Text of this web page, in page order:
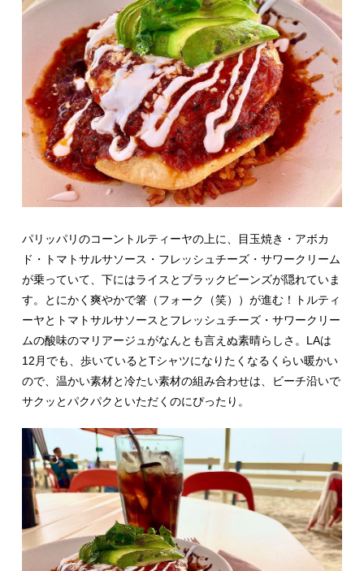
パリッパリのコーントルティーヤの上に、目玉焼き・アボカ
ド・トマトサルサソース・フレッシュチーズ・サワークリーム
が乗っていて、下にはライスとブラックビーンズが隠れていま
す。とにかく爽やかで箸（フォーク（笑））が進む！トルティ
ーヤとトマトサルサソースとフレッシュチーズ・サワークリー
ムの酸味のマリアージュがなんとも言えぬ素晴らしさ。LAは
12月でも、歩いているとTシャツになりたくなるくらい暖かい
ので、温かい素材と冷たい素材の組み合わせは、ビーチ沿いで
サクッとパクパクといただくのにぴったり。